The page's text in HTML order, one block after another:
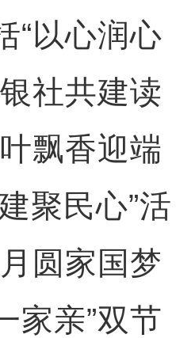
“以心润心
社共建读
飘香迎端
聚民心”活
圆家国梦
家亲”双节